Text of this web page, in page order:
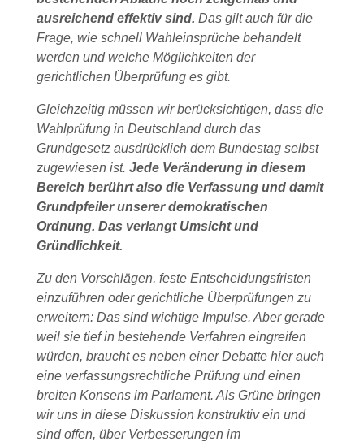
ausreichend effektiv sind. Das gilt auch für die
Frage, wie schnell Wahleinsprüche behandelt
werden und welche Möglichkeiten der
gerichtlichen Überprüfung es gibt.
Gleichzeitig müssen wir berücksichtigen, dass die
Wahlprüfung in Deutschland durch das
Grundgesetz ausdrücklich dem Bundestag selbst
zugewiesen ist. Jede Veränderung in diesem
Bereich berührt also die Verfassung und damit
Grundpfeiler unserer demokratischen
Ordnung. Das verlangt Umsicht und
Gründlichkeit.
Zu den Vorschlägen, feste Entscheidungsfristen
einzuführen oder gerichtliche Überprüfungen zu
erweitern: Das sind wichtige Impulse. Aber gerade
weil sie tief in bestehende Verfahren eingreifen
würden, braucht es neben einer Debatte hier auch
eine verfassungsrechtliche Prüfung und einen
breiten Konsens im Parlament. Als Grüne bringen
wir uns in diese Diskussion konstruktiv ein und
sind offen, über Verbesserungen im